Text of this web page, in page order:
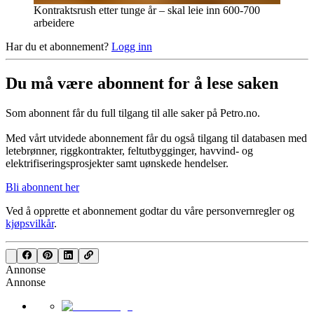
Kontraktsrush etter tunge år – skal leie inn 600-700
arbeidere
Har du et abonnement? Logg inn
Du må være abonnent for å lese saken
Som abonnent får du full tilgang til alle saker på Petro.no.
Med vårt utvidede abonnement får du også tilgang til databasen med
letebrønner, riggkontrakter, feltutbygginger, havvind- og
elektrifiseringsprosjekter samt uønskede hendelser.
Bli abonnent her
Ved å opprette et abonnement godtar du våre personvernreglerog
kjøpsvilkår.
Annonse
Annonse